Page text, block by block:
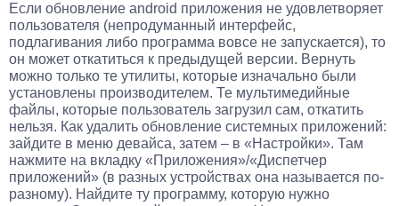
Если обновление android приложения не удовлетворяет
пользователя (непродуманный интерфейс,
подлагивания либо программа вовсе не запускается), то
он может откатиться к предыдущей версии. Вернуть
можно только те утилиты, которые изначально были
установлены производителем. Те мультимедийные
файлы, которые пользователь загрузил сам, откатить
нельзя. Как удалить обновление системных приложений:
зайдите в меню девайса, затем – в «Настройки». Там
нажмите на вкладку «Приложения»/«Диспетчер
приложений» (в разных устройствах она называется по-
разному). Найдите ту программу, которую нужно